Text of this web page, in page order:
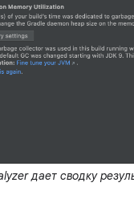
дает сводку